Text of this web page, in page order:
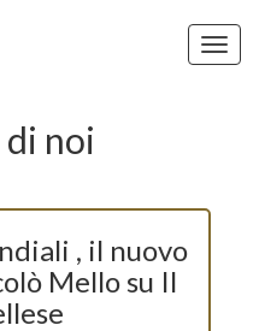
noi
, il nuovo
Mello su Il